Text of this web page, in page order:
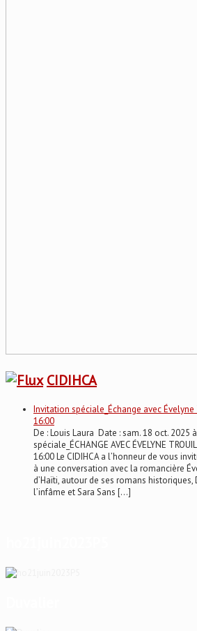
CIDIHCA
Invitation spéciale_Échange avec
16:00
De : Louis Laura Date : sam. 18 oct. 2025
spéciale_ÉCHANGE AVEC ÉVELYNE
16:00 Le CIDIHCA a l’honneur de vous
à une conversation avec la romancière
d’Haïti, autour de ses romans historiques,
l’infâme et Sara Sans […]